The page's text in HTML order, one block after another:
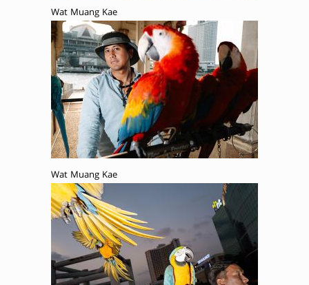
Wat Muang Kae
Wat Muang Kae